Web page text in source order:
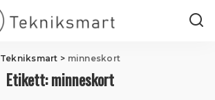
Tekniksmart > minneskort
Etikett:minneskort